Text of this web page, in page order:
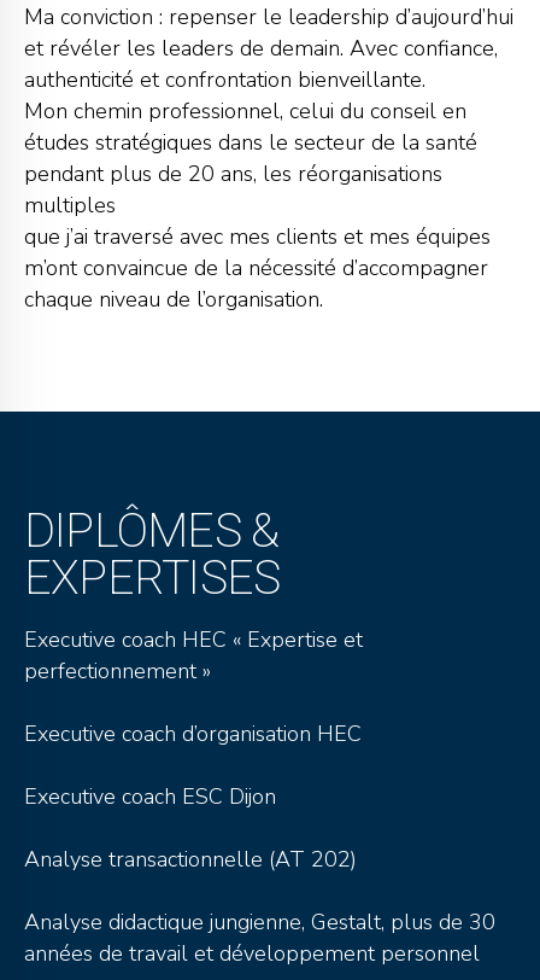
Ma conviction : repenser le leadership d’aujourd’hui
et révéler les leaders de demain. Avec confiance,
authenticité et confrontation bienveillante.
Mon chemin professionnel, celui du conseil en
études stratégiques dans le secteur de la santé
pendant plus de 20 ans, les réorganisations
multiples
que j’ai traversé avec mes clients et mes équipes
m’ont convaincue de la nécessité d’accompagner
chaque niveau de l’organisation.
DIPLÔMES &
EXPERTISES
Executive coach HEC « Expertise et
perfectionnement »
Executive coach d’organisation HEC
Executive coach ESC Dijon
Analyse transactionnelle (AT 202)
Analyse didactique jungienne, Gestalt, plus de 30
années de travail et développement personnel